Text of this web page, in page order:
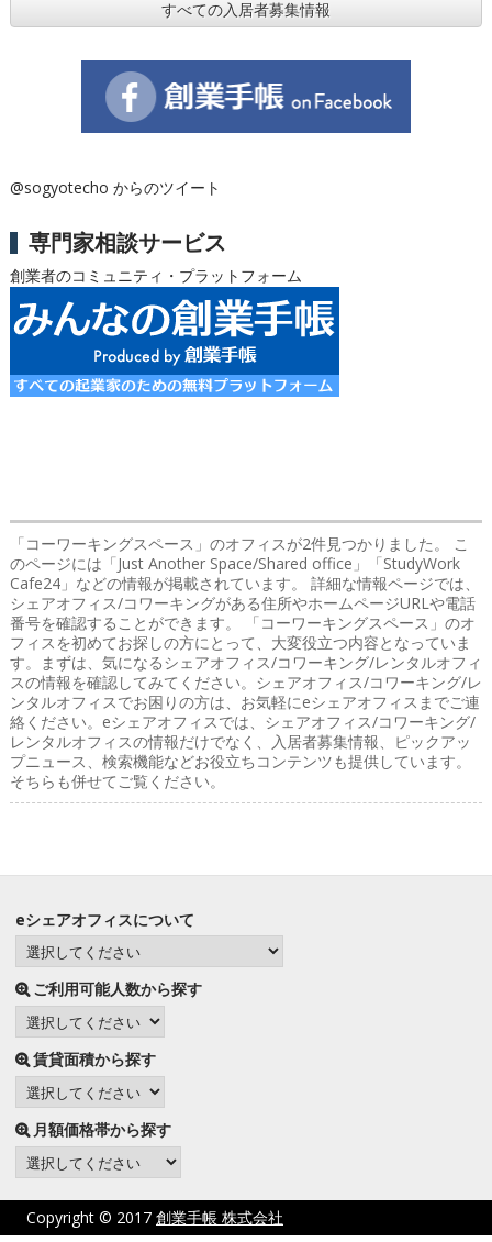
すべての入居者募集情報
@sogyotecho からのツイート
専門家相談サービス
創業者のコミュニティ・プラットフォーム
「コーワーキングスペース」のオフィスが2件見つかりました。 こ
のページには「Just Another Space/Shared office」「StudyWork
Cafe24」などの情報が掲載されています。 詳細な情報ページでは、
シェアオフィス/コワーキングがある住所やホームページURLや電話
番号を確認することができます。 「コーワーキングスペース」のオ
フィスを初めてお探しの方にとって、大変役立つ内容となっていま
す。まずは、気になるシェアオフィス/コワーキング/レンタルオフィ
スの情報を確認してみてください。シェアオフィス/コワーキング/レ
ンタルオフィスでお困りの方は、お気軽にeシェアオフィスまでご連
絡ください。eシェアオフィスでは、シェアオフィス/コワーキング/
レンタルオフィスの情報だけでなく、入居者募集情報、ピックアッ
プニュース、検索機能などお役立ちコンテンツも提供しています。
そちらも併せてご覧ください。
eシェアオフィスについて
ご利用可能人数から探す
賃貸面積から探す
月額価格帯から探す
Copyright © 2017 創業手帳 株式会社